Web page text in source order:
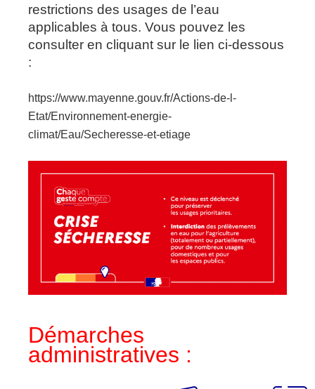
restrictions des usages de l’eau
applicables à tous. Vous pouvez les
consulter en cliquant sur le lien ci-dessous
:
https://www.mayenne.gouv.fr/Actions-de-l-
Etat/Environnement-energie-
climat/Eau/Secheresse-et-etiage
Démarches
administratives :